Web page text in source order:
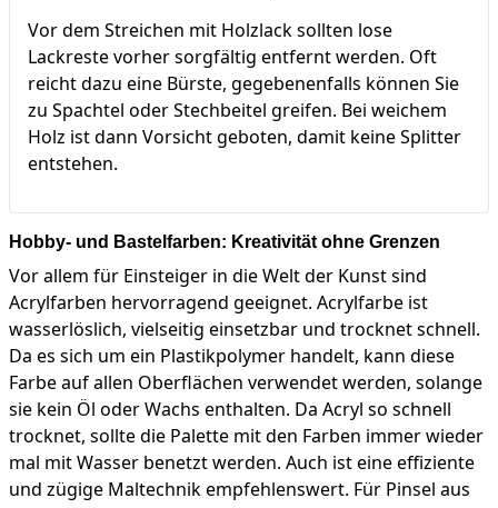
Vor dem Streichen mit Holzlack sollten lose
Lackreste vorher sorgfältig entfernt werden. Oft
reicht dazu eine Bürste, gegebenenfalls können Sie
zu Spachtel oder Stechbeitel greifen. Bei weichem
Holz ist dann Vorsicht geboten, damit keine Splitter
entstehen.
Hobby- und Bastelfarben: Kreativität ohne Grenzen
Vor allem für Einsteiger in die Welt der Kunst sind
Acrylfarben hervorragend geeignet. Acrylfarbe ist
wasserlöslich, vielseitig einsetzbar und trocknet schnell.
Da es sich um ein Plastikpolymer handelt, kann diese
Farbe auf allen Oberflächen verwendet werden, solange
sie kein Öl oder Wachs enthalten. Da Acryl so schnell
trocknet, sollte die Palette mit den Farben immer wieder
mal mit Wasser benetzt werden. Auch ist eine effiziente
und zügige Maltechnik empfehlenswert. Für Pinsel aus